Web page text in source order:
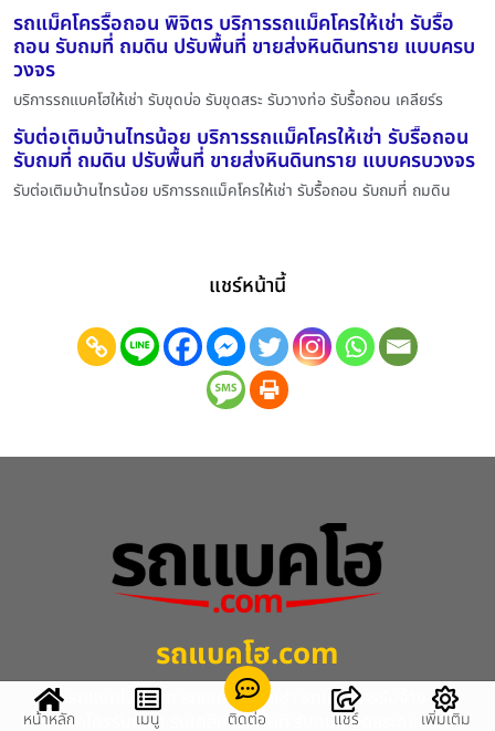
รถแม็คโครรื้อถอน พิจิตร บริการรถแม็คโครให้เช่า รับรื้อ
ถอน รับถมที่ ถมดิน ปรับพื้นที่ ขายส่งหินดินทราย แบบครบ
วงจร
บริการรถแบคโฮให้เช่า รับขุดบ่อ รับขุดสระ รับวางท่อ รับรื้อถอน เคลียร์ร
รับต่อเติมบ้านไทรน้อย บริการรถแม็คโครให้เช่า รับรื้อถอน
รับถมที่ ถมดิน ปรับพื้นที่ ขายส่งหินดินทราย แบบครบวงจร
รับต่อเติมบ้านไทรน้อย บริการรถแม็คโครให้เช่า รับรื้อถอน รับถมที่ ถมดิน
แชร์หน้านี้
รถแบคโฮ.com
รถแบคโฮ.com รถแมคโครให้เช่า รถแมคโครรับจ้าง
แม็คโครรับเหมา รับเคลียร์ริ่งพื้นที่ รับถมที่ ขุดสระถมดิน
หน้าหลัก เมนู ติดต่อ แชร์ เพิ่มเติม